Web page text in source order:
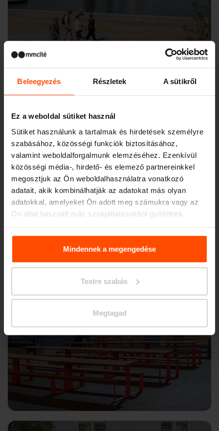
Beleegyezés Részletek A sütikről
Ez a weboldal sütiket használ
Sütiket használunk a tartalmak és hirdetések személyre
szabásához, közösségi funkciók biztosításához,
valamint weboldalforgalmunk elemzéséhez. Ezenkívül
közösségi média-, hirdető- és elemező partnereinkkel
megosztjuk az Ön weboldalhasználatra vonatkozó
adatait, akik kombinálhatják az adatokat más olyan
adatokkal, amelyeket Ön adott meg számukra vagy az
Ön által használt más szolgáltatásokból gyűjtöttek.
További információért kérjük, látogasson el aPrinciples
Relating to the Processing. Personal Data
Mindennek a megengedése
Testre szabás
Megtagad
Seattle – Popup park